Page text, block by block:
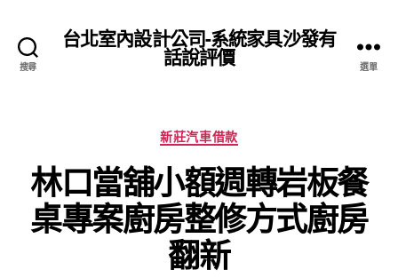
搜尋
台北室內設計公司-系統家具沙發有
話說評價 選單
分
類
新莊汽車借款
林口當舖小額週轉岩板餐
桌專案廚房整修方式廚房
翻新